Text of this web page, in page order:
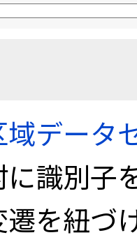
データ
に識別子
を紐づ